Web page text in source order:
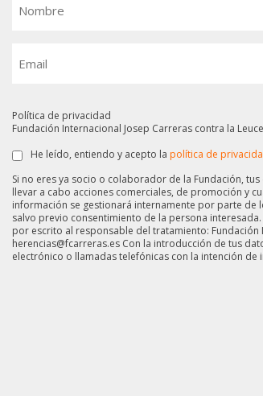
Email
Política de privacidad
Fundación Internacional Josep Carreras contra la
He leído, entiendo y acepto la política de
Si no eres ya socio o colaborador de la Fundación,
llevar a cabo acciones comerciales, de promoción y
información se gestionará internamente por parte de
salvo previo consentimiento de la persona
por escrito al responsable del tratamiento: Fundación
herencias@fcarreras.es Con la introducción de tus
electrónico o llamadas telefónicas con la intención